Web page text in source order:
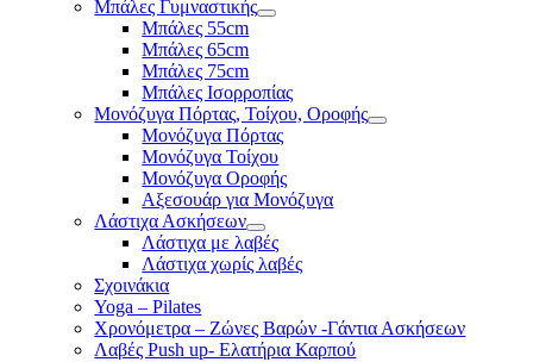
Μπάλες Γυμναστικής
Μπάλες 55cm
Μπάλες 65cm
Μπάλες 75cm
Μπάλες Ισορροπίας
Μονόζυγα Πόρτας, Τοίχου, Οροφής
Μονόζυγα Πόρτας
Μονόζυγα Τοίχου
Μονόζυγα Οροφής
Αξεσουάρ για Μονόζυγα
Λάστιχα Ασκήσεων
Λάστιχα με λαβές
Λάστιχα χωρίς λαβές
Σχοινάκια
Yoga – Pilates
Χρονόμετρα – Ζώνες Βαρών -Γάντια Ασκήσεων
Λαβές Push up- Ελατήρια Καρπού